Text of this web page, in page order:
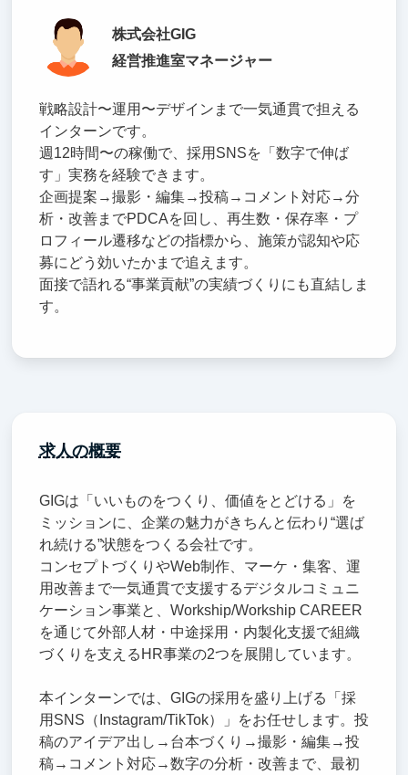
株式会社GIG
経営推進室マネージャー
戦略設計〜運用〜デザインまで一気通貫で担える
インターンです。
週12時間〜の稼働で、採用SNSを「数字で伸ば
す」実務を経験できます。
企画提案→撮影・編集→投稿→コメント対応→分
析・改善までPDCAを回し、再生数・保存率・プ
ロフィール遷移などの指標から、施策が認知や応
募にどう効いたかまで追えます。
面接で語れる“事業貢献”の実績づくりにも直結しま
す。
求人の概要
GIGは「いいものをつくり、価値をとどける」を
ミッションに、企業の魅力がきちんと伝わり“選ば
れ続ける”状態をつくる会社です。
コンセプトづくりやWeb制作、マーケ・集客、運
用改善まで一気通貫で支援するデジタルコミュニ
ケーション事業と、Workship/Workship CAREER
を通じて外部人材・中途採用・内製化支援で組織
づくりを支えるHR事業の2つを展開しています。
本インターンでは、GIGの採用を盛り上げる「採
用SNS（Instagram/TikTok）」をお任せします。投
稿のアイデア出し→台本づくり→撮影・編集→投
稿→コメント対応→数字の分析・改善まで、最初